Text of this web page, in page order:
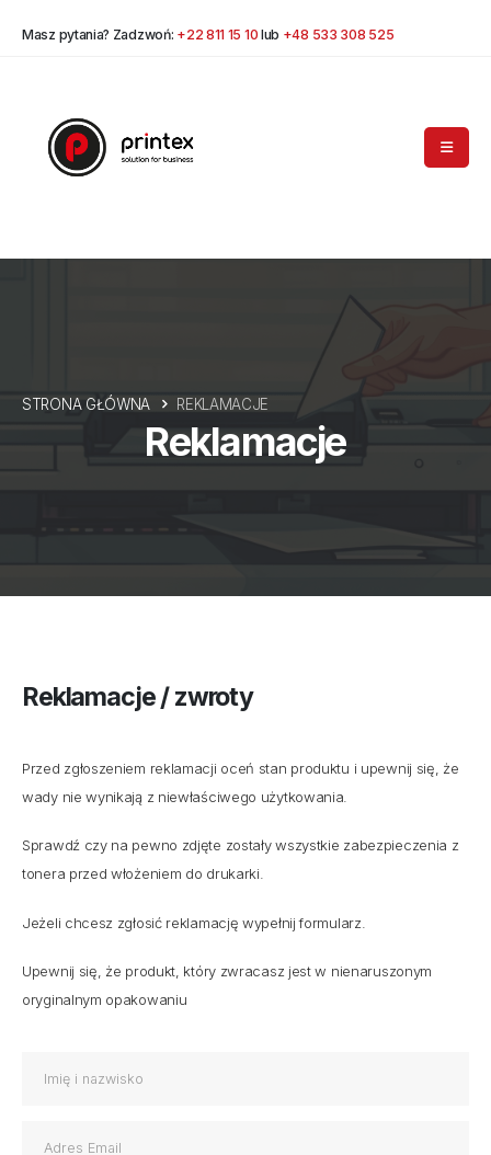
Masz pytania? Zadzwoń: +22 811 15 10 lub +48 533 308 525
Reklamacje
STRONA GŁÓWNA REKLAMACJE
Reklamacje / zwroty
Przed zgłoszeniem reklamacji oceń stan produktu i upewnij się, że
wady nie wynikają z niewłaściwego użytkowania.
Sprawdź czy na pewno zdjęte zostały wszystkie zabezpieczenia z
tonera przed włożeniem do drukarki.
Jeżeli chcesz zgłosić reklamację wypełnij formularz.
Upewnij się, że produkt, który zwracasz jest w nienaruszonym
oryginalnym opakowaniu